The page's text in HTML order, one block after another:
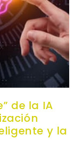
de la IA
y la